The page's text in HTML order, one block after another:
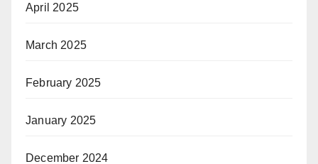
April 2025
March 2025
February 2025
January 2025
December 2024